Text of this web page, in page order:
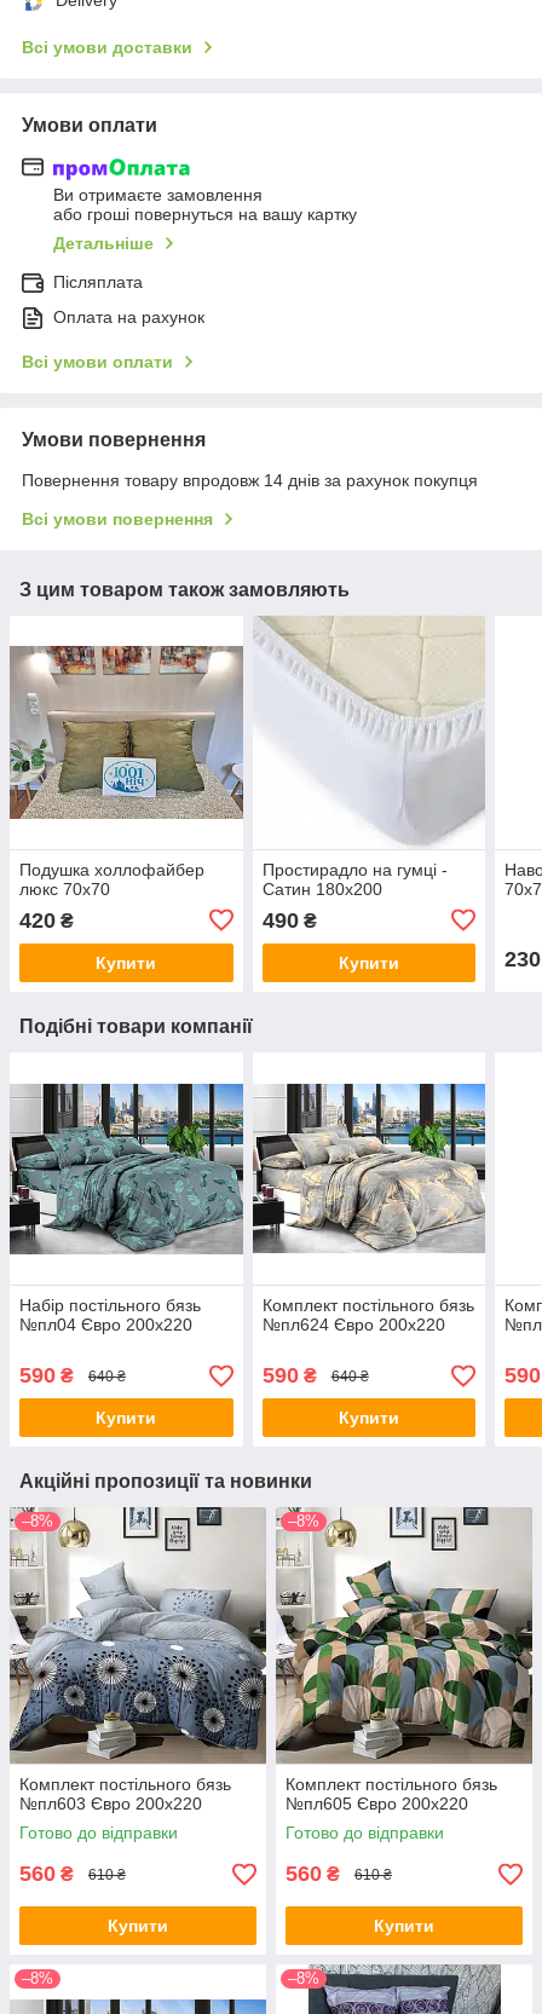
Всі умови доставки
Умови оплати
Ви отримаєте замовлення
або гроші повернуться на вашу картку
Детальніше
Післяплата
Оплата на рахунок
Всі умови оплати
Умови повернення
Повернення товару впродовж 14 днів за рахунок покупця
Всі умови повернення
З цим товаром також замовляють
Подушка холлофайбер
люкс 70х70
420 ₴
Купити
Простирадло на гумці -
Сатин 180х200
490₴
Купити 230
Подібні товари компанії
Набір постільного бязь
№пл04 Євро 200х220
590 ₴ 640 ₴
Купити
Комплект постільного бязь
№пл624 Євро 200х220
590₴ 640 ₴
Купити
590
Акційні пропозиції та новинки
–8%
Комплект постільного бязь
№пл603 Євро 200х220
Готово до відправки
560 ₴ 610 ₴
Купити
–8%
Комплект постільного бязь
№пл605 Євро 200х220
Готово до відправки
560 ₴ 610 ₴
Купити
–8% –8%